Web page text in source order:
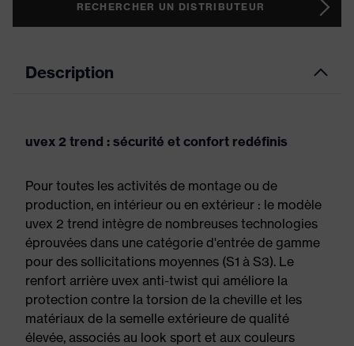
RECHERCHER UN DISTRIBUTEUR
Description
uvex 2 trend : sécurité et confort redéfinis
Pour toutes les activités de montage ou de
production, en intérieur ou en extérieur : le modèle
uvex 2 trend intègre de nombreuses technologies
éprouvées dans une catégorie d'entrée de gamme
pour des sollicitations moyennes (S1 à S3). Le
renfort arrière uvex anti-twist qui améliore la
protection contre la torsion de la cheville et les
matériaux de la semelle extérieure de qualité
élevée, associés au look sport et aux couleurs